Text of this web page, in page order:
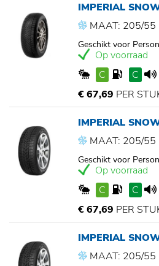
IMPERIAL
MAAT: 205/55
Geschikt voor
Op voorraad
C
C
€ 67,69 PER
IMPERIAL
MAAT: 205/55
Geschikt voor
Op voorraad
C
C
€ 67,69 PER
IMPERIAL
MAAT: 205/55